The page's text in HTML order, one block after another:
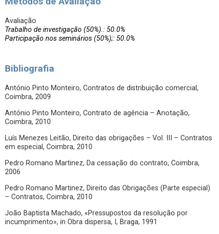
Avaliação
Trabalho de investigação (50%).: 50.0%
Participação nos seminários (50%);: 50.0%
Bibliografia
António Pinto Monteiro, Contratos de distribuição comercial,
Coimbra, 2009
António Pinto Monteiro, Contrato de agência – Anotação,
Coimbra, 2010
Luís Menezes Leitão, Direito das obrigações – Vol. III – Contratos
em especial, Coimbra, 2010
Pedro Romano Martinez, Da cessação do contrato, Coimbra,
2006
Pedro Romano Martinez, Direito das Obrigações (Parte especial)
– Contratos, Coimbra, 2010
João Baptista Machado, «Pressupostos da resolução por
incumprimento», in Obra dispersa, I, Braga, 1991